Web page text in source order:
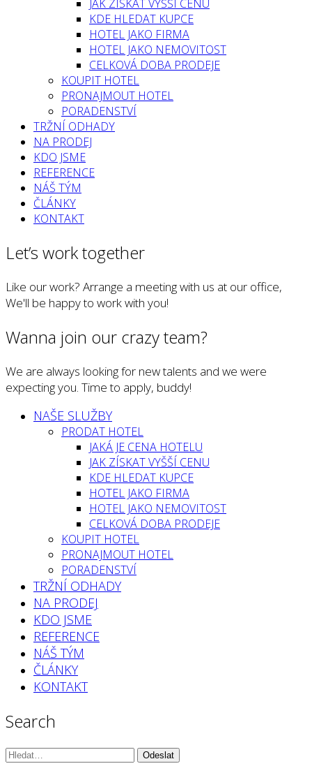
JAK ZÍSKAT VYŠŠÍ CENU
KDE HLEDAT KUPCE
HOTEL JAKO FIRMA
HOTEL JAKO NEMOVITOST
CELKOVÁ DOBA PRODEJE
KOUPIT HOTEL
PRONAJMOUT HOTEL
PORADENSTVÍ
TRŽNÍ ODHADY
NA PRODEJ
KDO JSME
REFERENCE
NÁŠ TÝM
ČLÁNKY
KONTAKT
Let’s work together
Like our work? Arrange a meeting with us at our office,
We'll be happy to work with you!
Wanna join our crazy team?
We are always looking for new talents and we were
expecting you. Time to apply, buddy!
NAŠE SLUŽBY
PRODAT HOTEL
JAKÁ JE CENA HOTELU
JAK ZÍSKAT VYŠŠÍ CENU
KDE HLEDAT KUPCE
HOTEL JAKO FIRMA
HOTEL JAKO NEMOVITOST
CELKOVÁ DOBA PRODEJE
KOUPIT HOTEL
PRONAJMOUT HOTEL
PORADENSTVÍ
TRŽNÍ ODHADY
NA PRODEJ
KDO JSME
REFERENCE
NÁŠ TÝM
ČLÁNKY
KONTAKT
Search
Vyhledávání: